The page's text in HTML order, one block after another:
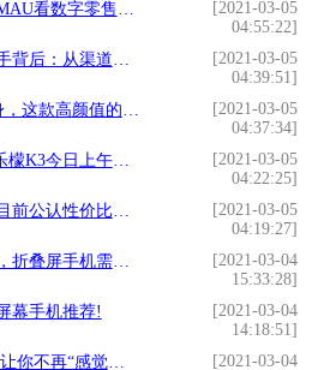
数字零售发展逻辑!
[2021-03-05
04:55:22]
到5G 挖掘“存量”市场!
[2021-03-05
04:39:51]
华为手机因太火爆现已售空!
[2021-03-05
04:37:34]
今日上午开抢!
[2021-03-05
04:22:25]
旗舰机，网友：选它准没错!
[2021-03-05
04:19:27]
机需什么技术的支持!
[2021-03-04
15:33:28]
幕手机推荐!
[2021-03-04
14:18:51]
“感觉身体被掏空”!
[2021-03-04